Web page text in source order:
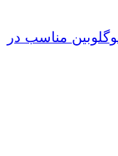
مناسب در